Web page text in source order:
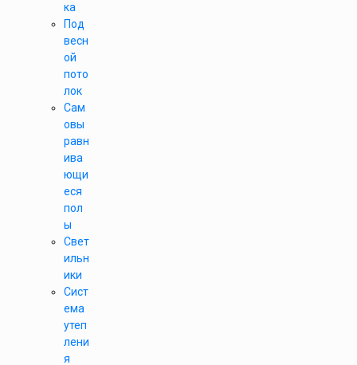
ка
Под
весн
ой
пото
лок
Сам
овы
равн
ива
ющи
еся
пол
ы
Свет
ильн
ики
Сист
ема
утеп
лени
я